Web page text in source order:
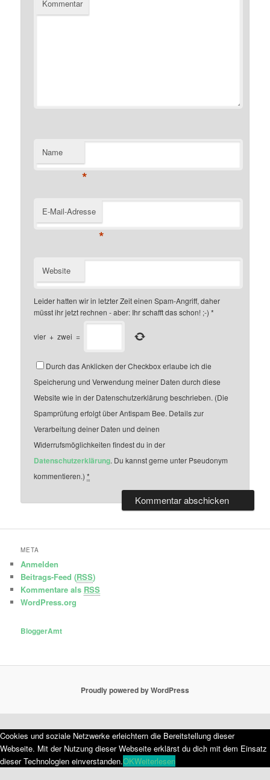
Kommentar
Name
*
E-Mail-Adresse
*
Website
Leider hatten wir in letzter Zeit einen Spam-Angriff, daher
müsst ihr jetzt rechnen - aber: Ihr schafft das schon! ;-) *
vier + zwei =
Durch das Anklicken der Checkbox erlaube ich die
Speicherung und Verwendung meiner Daten durch diese
Website wie in der Datenschutzerklärung beschrieben. (Die
Spamprüfung erfolgt über Antispam Bee. Details zur
Verarbeitung deiner Daten und deinen
Widerrufsmöglichkeiten findest du in der
Datenschutzerklärung. Du kannst gerne unter Pseudonym
kommentieren.)*
META
Anmelden
Beitrags-Feed (RSS)
Kommentare als RSS
WordPress.org
BloggerAmt
Proudly powered by WordPress
Cookies und soziale Netzwerke erleichtern die Bereitstellung dieser
Webseite. Mit der Nutzung dieser Webseite erklärst du dich mit dem Einsatz
dieser Technologien einverstanden.OKWeiterlesen